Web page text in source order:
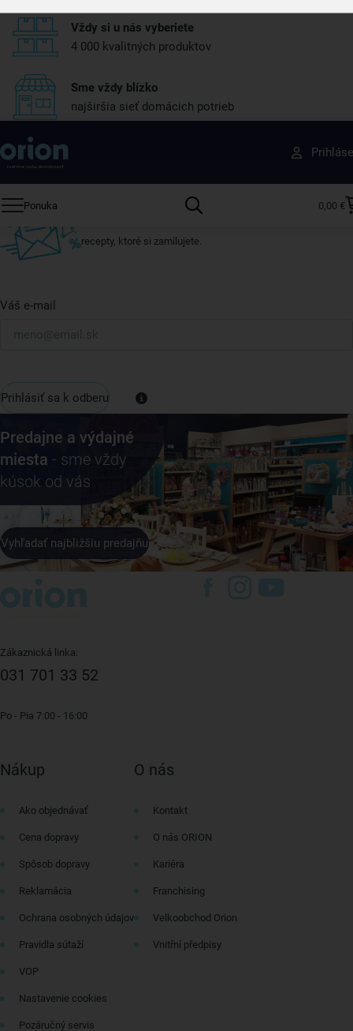
Vždy si u nás vyberiete
4 000 kvalitných produktov
Sme vždy blízko
najširšia sieť domácich potrieb
Ponuka 0,00 €
Získajte rady, recepty a tipy na zľavy skôr ako
ktokoľvek iný
Prihláste sa k odberu nášho newslettera.
recepty, ktoré si zamilujete.
Váš e-mail
Prihlásiť sa k odberu
Predajne a výdajné
miesta - sme vždy
kúsok od vás
Vyhľadať najbližšiu predajňu
Zákaznická linka:
031 701 33 52
Po - Pia 7:00 - 16:00
Nákup
Ako objednávať
Cena dopravy
Spôsob dopravy
Reklamácia
Ochrana osobných údajov
Pravidla sútaží
VOP
Nastavenie cookies
Pozáručný servis
O nás
Kontakt
O nás ORION
Kariéra
Franchising
Velkoobchod Orion
Vnitřní předpisy